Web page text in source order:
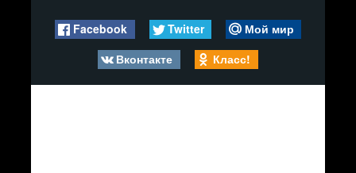
Facebook Twitter
Мой мир
Вконтакте
Класс!